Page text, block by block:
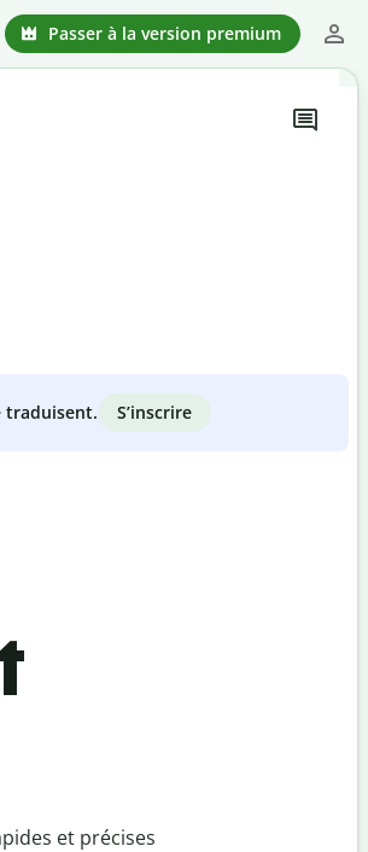
Passer à la version premium
traduisent. S’inscrire
et précises